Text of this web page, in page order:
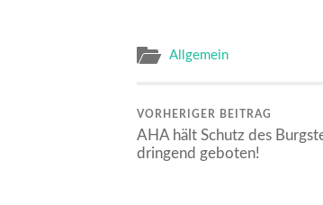
Allgemein
VORHERIGER BEITRAG
AHA hält Schutz des
dringend geboten!